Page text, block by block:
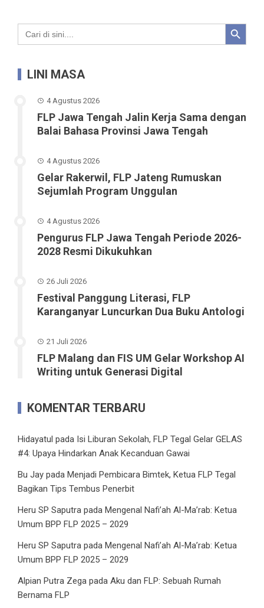
Search
for:
Search Button
LINI MASA
4 Agustus 2026
FLP Jawa Tengah Jalin Kerja Sama dengan
Balai Bahasa Provinsi Jawa Tengah
4 Agustus 2026
Gelar Rakerwil, FLP Jateng Rumuskan
Sejumlah Program Unggulan
4 Agustus 2026
Pengurus FLP Jawa Tengah Periode 2026-
2028 Resmi Dikukuhkan
26 Juli 2026
Festival Panggung Literasi, FLP
Karanganyar Luncurkan Dua Buku Antologi
21 Juli 2026
FLP Malang dan FIS UM Gelar Workshop AI
Writing untuk Generasi Digital
KOMENTAR TERBARU
Hidayatul pada Isi Liburan Sekolah, FLP Tegal Gelar GELAS
#4: Upaya Hindarkan Anak Kecanduan Gawai
Bu Jay pada Menjadi Pembicara Bimtek, Ketua FLP Tegal
Bagikan Tips Tembus Penerbit
Heru SP Saputra pada Mengenal Nafi’ah Al-Ma’rab: Ketua
Umum BPP FLP 2025 – 2029
Heru SP Saputra pada Mengenal Nafi’ah Al-Ma’rab: Ketua
Umum BPP FLP 2025 – 2029
Alpian Putra Zega pada Aku dan FLP: Sebuah Rumah
Bernama FLP